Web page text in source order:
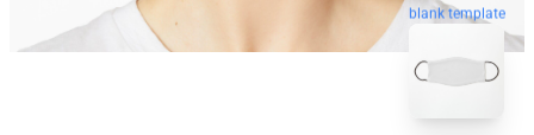
blank template